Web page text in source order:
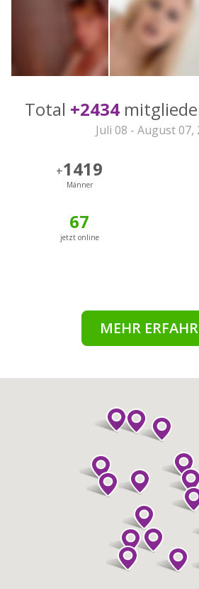
Total +2434
Juli 08 - August 07,
+1419
Männer
67
jetzt online
MEHR